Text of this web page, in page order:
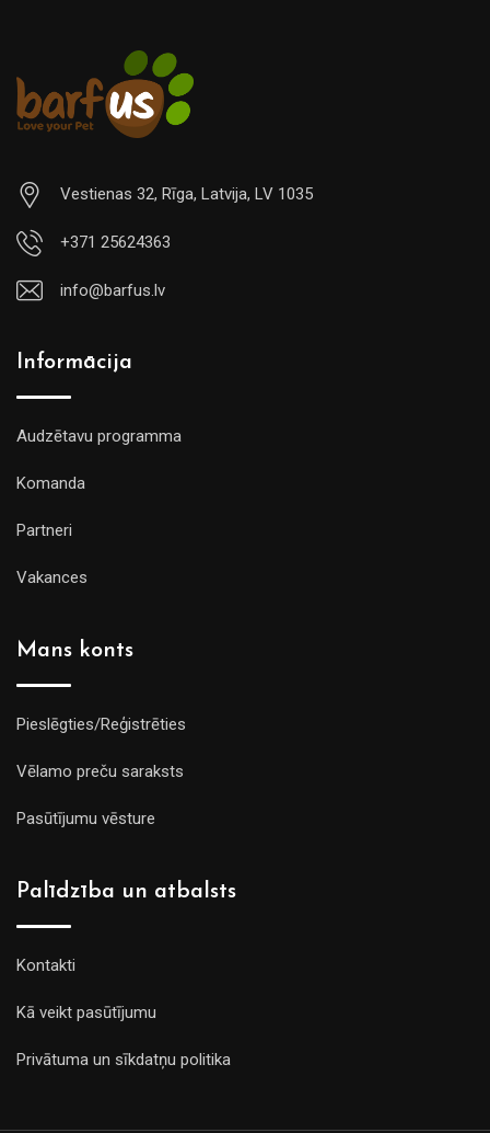
Vestienas 32, Rīga, Latvija, LV 1035
+371 25624363
info@barfus.lv
Informācija
Audzētavu programma
Komanda
Partneri
Vakances
Mans konts
Pieslēgties/Reģistrēties
Vēlamo preču saraksts
Pasūtījumu vēsture
Palīdzība un atbalsts
Kontakti
Kā veikt pasūtījumu
Privātuma un sīkdatņu politika